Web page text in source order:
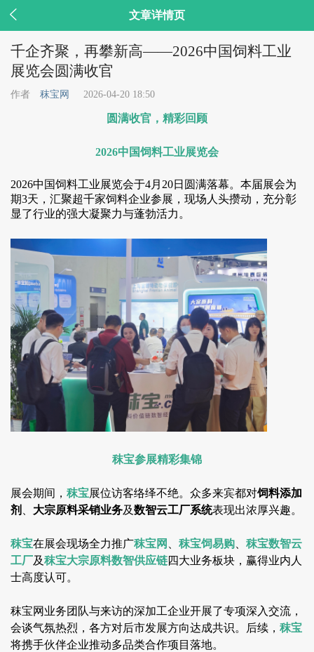
 文章详情页
千企齐聚，再攀新高——2026中国饲料工业
展览会圆满收官
作者 秣宝网 2026-04-20 18:50
圆满收官，精彩回顾
2026中国饲料工业展览会
2026中国饲料工业展览会于4月20日圆满落幕。本届展会为
期3天，汇聚超千家饲料企业参展，现场人头攒动，充分彰
显了行业的强大凝聚力与蓬勃活力。
秣宝参展精彩集锦
展会期间， 秣宝展位访客络绎不绝。众多来宾都对饲料添加
剂
大宗原料采销业务及数智云工厂系统表现出浓厚兴趣。
秣宝在展会现场全力推广秣宝网 秣宝饲易购
秣宝数智云
工厂及秣宝大宗原料数智供应链四大业务板块，赢得业内人
士高度认可。
秣宝网业务团队与来访的深加工企业开展了专项深入交流，
会谈气氛热烈，各方对后市发展方向达成共识。后续， 秣宝
将携手伙伴企业推动多品类合作项目落地。